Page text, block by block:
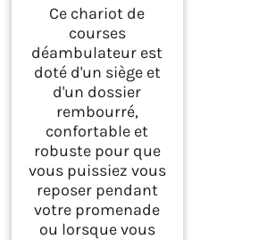
Ce chariot de
courses
déambulateur est
doté d'un siège et
d'un dossier
rembourré,
confortable et
robuste pour que
vous puissiez vous
reposer pendant
votre promenade
ou lorsque vous